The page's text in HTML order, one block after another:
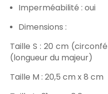
Imperméabilité : oui
Dimensions :
Taille S : 20 cm
(longueur du majeur)
Taille M : 20,5 cm x 8 cm